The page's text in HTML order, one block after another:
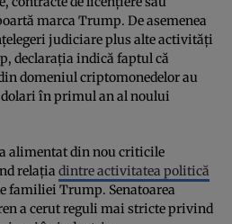
marca Trump. De asemenea
judiciare plus alte activități
declarația indică faptul că
domeniul criptomonedelor au
dolari în primul an al noului
alimentat din nou criticile
relația dintre activitatea politică
familiei Trump. Senatoarea
a cerut reguli mai stricte privind